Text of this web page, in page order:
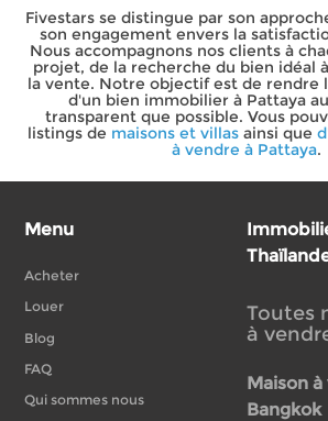
Fivestars se distingue par son
son engagement envers la
Nous accompagnons nos clients à
projet, de la recherche du bien idéal
la vente. Notre objectif est de rendre
d'un bien immobilier à Pattaya
transparent que possible. Vous
listings de maisons et villas ainsi que
à vendre à Pattaya.
Menu
Acheter
Louer
Blog
FAQ
Qui sommes nous
Toutes
à
Maison
Bangkok